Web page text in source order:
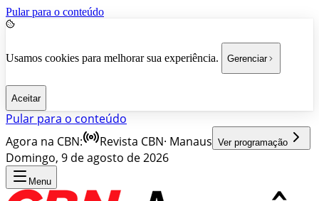
Pular para o conteúdo
Usamos cookies para melhorar sua experiência. Gerenciar
Aceitar
Pular para o conteúdo
Agora na CBN:
Revista CBN· Manaus Ver programação
Domingo, 9 de agosto de 2026
Menu